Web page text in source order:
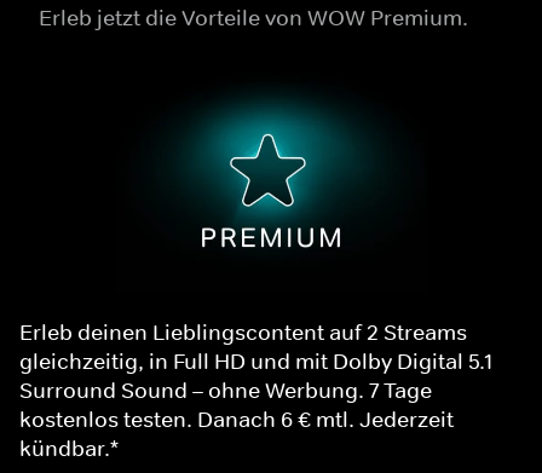
Erleb jetzt die Vorteile von WOW Premium.
Erleb deinen Lieblingscontent auf 2 Streams
gleichzeitig, in Full HD und mit Dolby Digital 5.1
Surround Sound – ohne Werbung. 7 Tage
kostenlos testen. Danach 6 € mtl. Jederzeit
kündbar.*